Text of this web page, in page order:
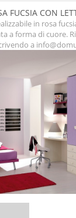
FUCSIA CON
in rosa
a forma di cuore.
a